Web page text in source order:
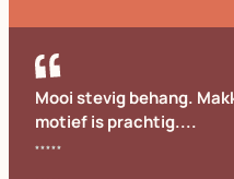
Mooi stevig behang.
motief is prachtig....